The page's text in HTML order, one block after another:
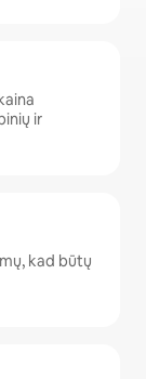
ir
kad būtų